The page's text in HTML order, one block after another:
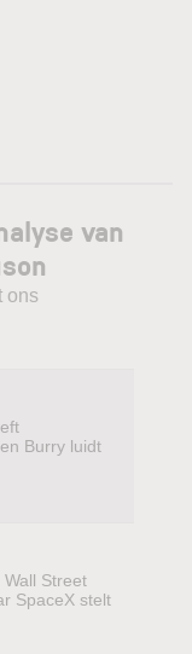
van
ons
Burry luidt
Street
SpaceX stelt